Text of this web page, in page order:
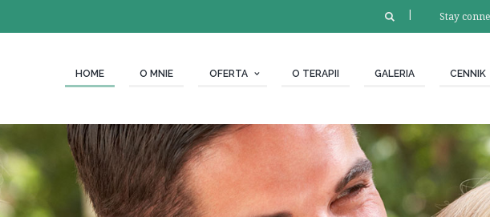
Stay
HOME O MNIE OFERTA O TERAPII GALERIA CENNIK